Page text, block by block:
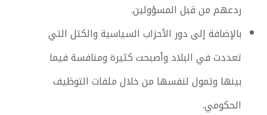
ردعهم من قبل المسؤولين.
بالإضافة إلى دور الأحزاب السياسية والكتل التي
تعددت في البلاد وأصبحت كثيرة ومنافسة فيما
بينها وتمول لنفسها من خلال ملفات التوظيف
الحكومي.